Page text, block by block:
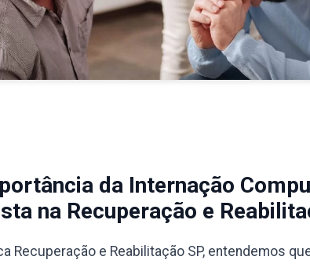
da Internação
na Recuperação e
Recuperação e Reabilitação SP, entendemos